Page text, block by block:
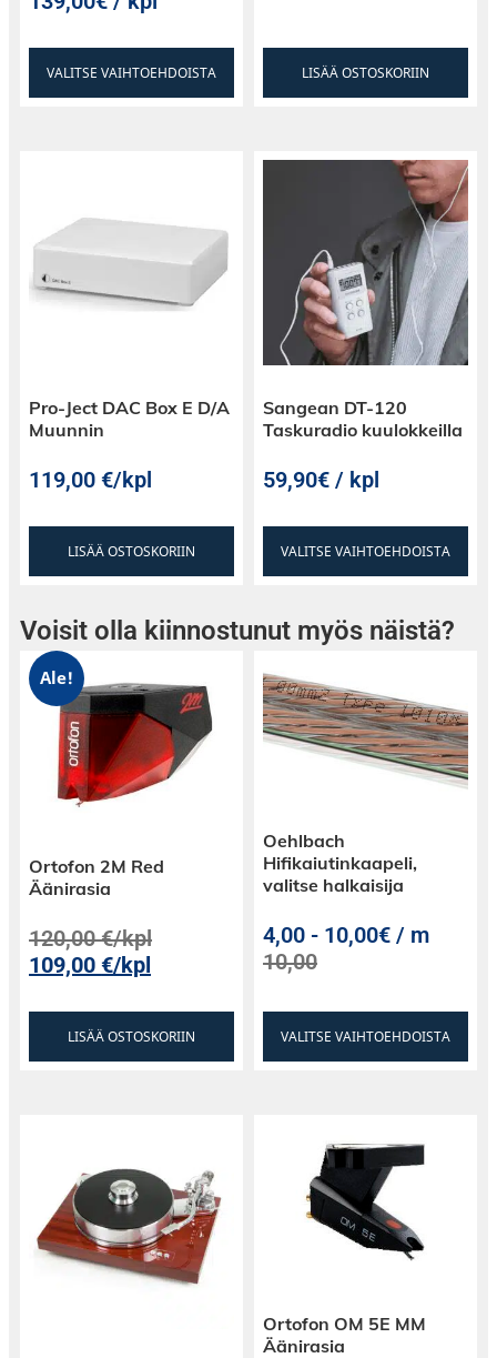
tavanomaisesta signaalin aktiivisesta
vahvistuksesta koituvaa ylimääräistä melua tai
säröä ei ole.
VALITSE VAIHTOEHDOISTA LISÄÄ OSTOSKORIIN
Pro-Ject DAC Box E D/A
Muunnin
119,00€/kpl
LISÄÄ OSTOSKORIIN
Sangean DT-120
Taskuradio kuulokkeilla
59,90€ / kpl
VALITSE VAIHTOEHDOISTA
Voisit olla kiinnostunut myös näistä?
Ale!
Ortofon 2M Red
Äänirasia
120,00€/kpl
109,00€/kpl
LISÄÄ OSTOSKORIIN
Oehlbach
Hifikaiutinkaapeli,
valitse halkaisija
4,00 - 10,00€ / m
10,00
VALITSE VAIHTOEHDOISTA
Ortofon OM 5E MM
Äänirasia